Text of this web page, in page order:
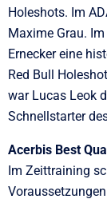
Holeshots. Im
Maxime Grau.
Ernecker eine
Red Bull
war Lucas Leok
Schnellstarter
Acerbis Best
Im Zeittraining